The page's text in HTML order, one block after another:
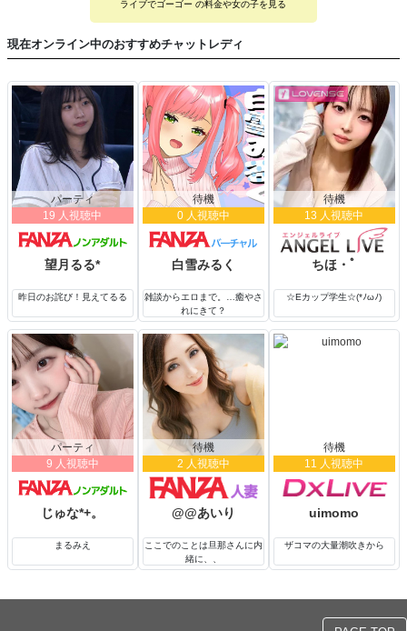
ライブでゴーゴー の料金や女の子を見る
現在オンライン中のおすすめチャットレディ
パーティ
19 人視聴中
望月るる*
昨日のお詫び！見えてるる
待機
0 人視聴中
白雪みるく
雑談からエロまで。…癒やさ
れにきて？
待機
13 人視聴中
ちほ・ﾟ
☆Eカップ学生☆(*ﾉωﾉ)
パーティ
9 人視聴中
じゅな*+。
まるみえ
待機
2 人視聴中
@@あいり
ここでのことは旦那さんに内
緒に、、
待機
11 人視聴中
uimomo
ザコマの大量潮吹きから